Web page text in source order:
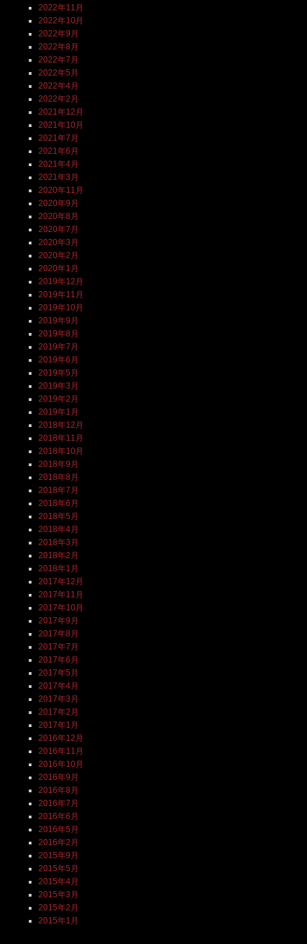
2022年11月
2022年10月
2022年9月
2022年8月
2022年7月
2022年5月
2022年4月
2022年2月
2021年12月
2021年10月
2021年7月
2021年6月
2021年4月
2021年3月
2020年11月
2020年9月
2020年8月
2020年7月
2020年3月
2020年2月
2020年1月
2019年12月
2019年11月
2019年10月
2019年9月
2019年8月
2019年7月
2019年6月
2019年5月
2019年3月
2019年2月
2019年1月
2018年12月
2018年11月
2018年10月
2018年9月
2018年8月
2018年7月
2018年6月
2018年5月
2018年4月
2018年3月
2018年2月
2018年1月
2017年12月
2017年11月
2017年10月
2017年9月
2017年8月
2017年7月
2017年6月
2017年5月
2017年4月
2017年3月
2017年2月
2017年1月
2016年12月
2016年11月
2016年10月
2016年9月
2016年8月
2016年7月
2016年6月
2016年5月
2016年2月
2015年9月
2015年5月
2015年4月
2015年3月
2015年2月
2015年1月